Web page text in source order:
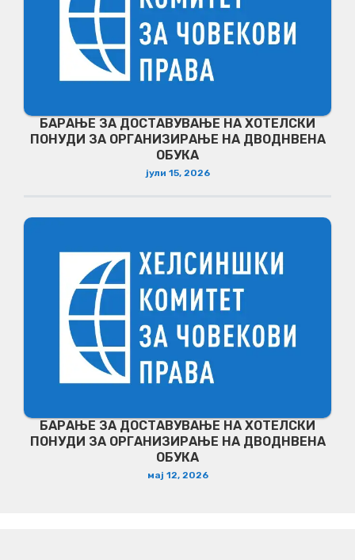
БАРАЊЕ ЗА ДОСТАВУВАЊЕ НA ХОТЕЛСКИ
ПОНУДИ ЗА ОРГАНИЗИРАЊЕ НА ДВОДНВЕНА
ОБУКА
јули 15, 2026
БАРАЊЕ ЗА ДОСТАВУВАЊЕ НA ХОТЕЛСКИ
ПОНУДИ ЗА ОРГАНИЗИРАЊЕ НА ДВОДНВЕНА
ОБУКА
мај 12, 2026